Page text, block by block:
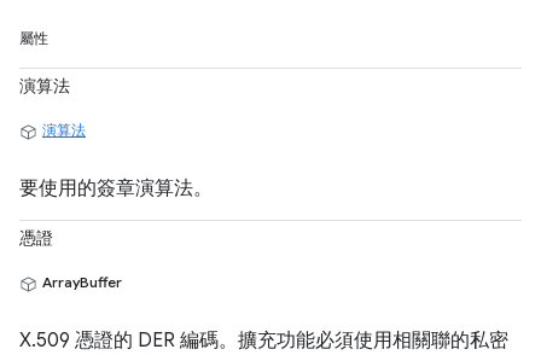
屬性
演算法
演算法
要使用的簽章演算法。
憑證
ArrayBuffer
X.509 憑證的 DER 編碼。擴充功能必須使用相關聯的私密